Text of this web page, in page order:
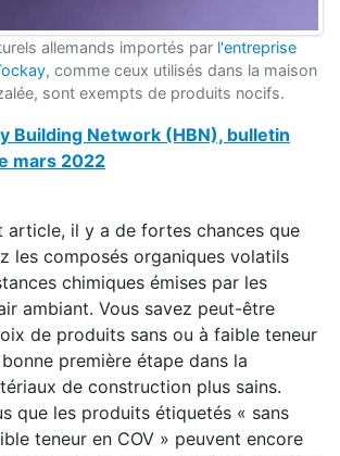
allemands importés par l'entreprise
, comme ceux utilisés dans la maison
sont exempts de produits nocifs.
Building Network (HBN), bulletin
mars 2022
article, il y a de fortes chances que
les composés organiques volatils
chimiques émises par les
ambiant. Vous savez peut-être
de produits sans ou à faible teneur
première étape dans la
de construction plus sains.
que les produits étiquetés « sans
teneur en COV » peuvent encore